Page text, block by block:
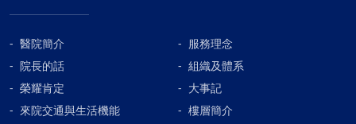
醫院簡介
服務理念
院長的話
組織及體系
榮耀肯定
大事記
來院交通與生活機能
樓層簡介